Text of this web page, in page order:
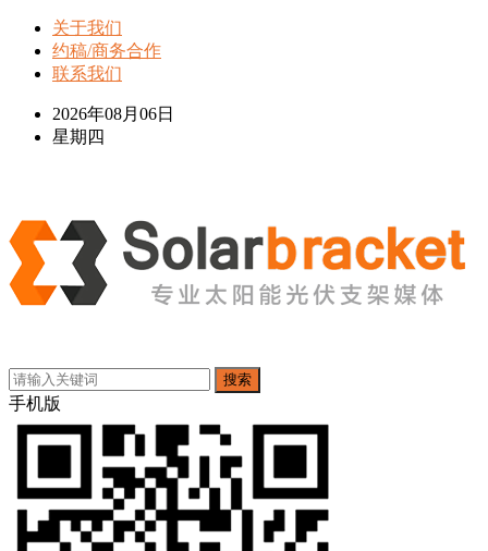
关于我们
约稿/商务合作
联系我们
2026年08月06日
星期四
搜索
手机版